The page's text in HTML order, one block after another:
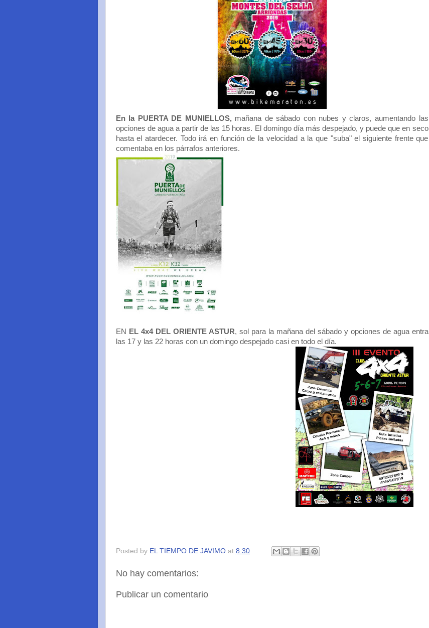
En la PUERTA DE MUNIELLOS, mañana de sábado con nubes y claros, aumentando las
opciones de agua a partir de las 15 horas. El domingo día más despejado, y puede que en seco
hasta el atardecer. Todo irá en función de la velocidad a la que "suba" el siguiente frente que
comentaba en los párrafos anteriores.
EN EL 4x4 DEL ORIENTE ASTUR, sol para la mañana del sábado y opciones de agua entra
las 17 y las 22 horas con un domingo despejado casi en todo el día.
Posted by EL TIEMPO DE JAVIMO at 8:30
No hay comentarios:
Publicar un comentario